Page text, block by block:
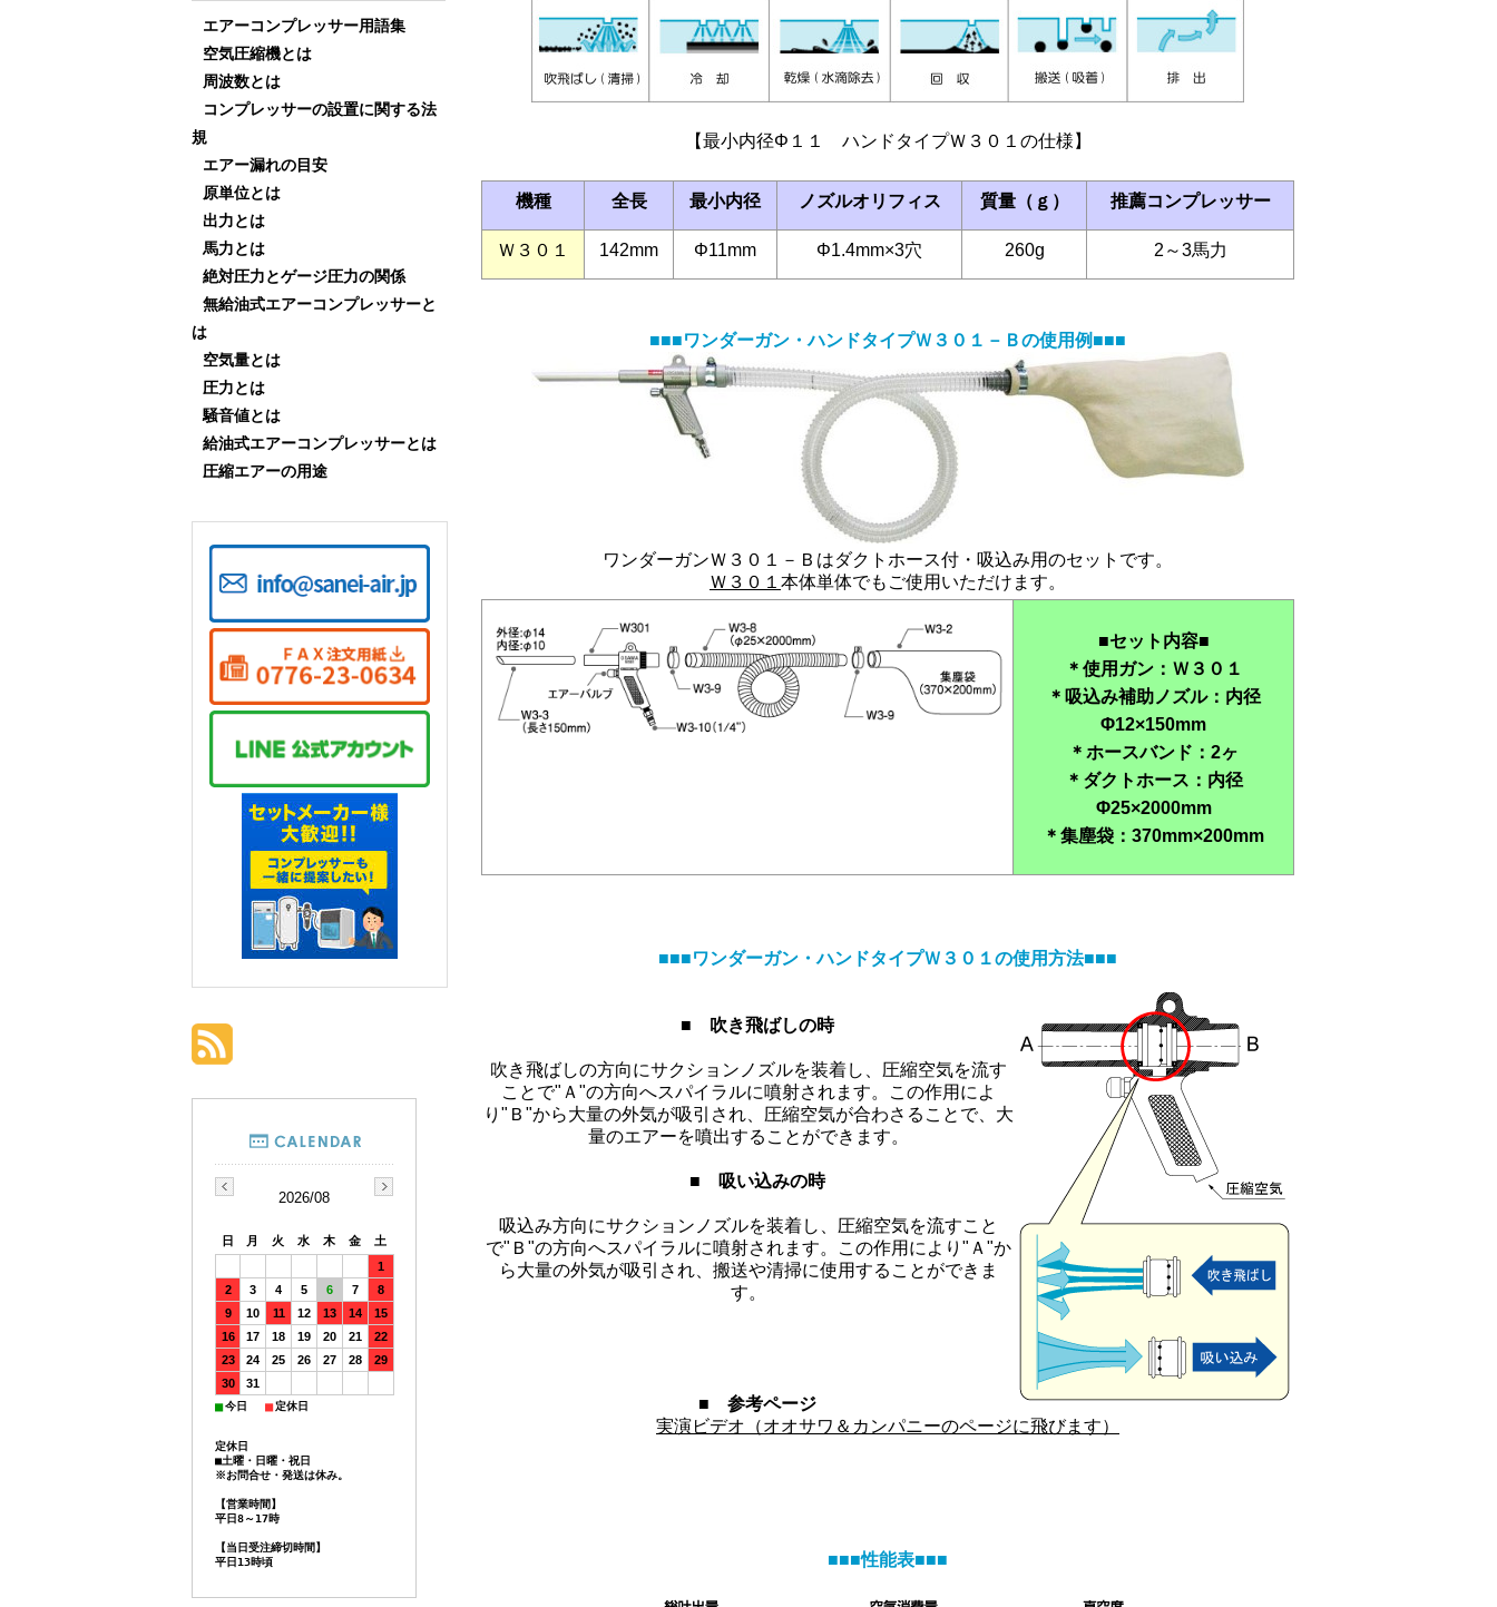
【最小内径Φ１１ ハンドタイプＷ３０１の仕様】
機種 全長 最小内径 ノズルオリフィス 質量（ｇ） 推薦コンプレッサー
Ｗ３０１ 142mm Φ11mm Φ1.4mm×3穴 260g 2～3馬力
■■■ワンダーガン・ハンドタイプＷ３０１－Ｂの使用例■■■
ワンダーガンＷ３０１－Ｂはダクトホース付・吸込み用のセットです。
Ｗ３０１ 本体単体でもご使用いただけます。
■セット内容■
＊使用ガン：Ｗ３０１
＊吸込み補助ノズル：内径
Φ12×150mm
＊ホースバンド：2ヶ
＊ダクトホース：内径
Φ25×2000mm
＊集塵袋：370mm×200mm
■■■ワンダーガン・ハンドタイプＷ３０１の使用方法■■■
■ 吹き飛ばしの時
吹き飛ばしの方向にサクションノズルを装着し、圧縮空気を流す
ことで"Ａ"の方向へスパイラルに噴射されます。この作用によ
り"Ｂ"から大量の外気が吸引され、圧縮空気が合わさることで、大
量のエアーを噴出することができます。
■ 吸い込みの時
吸込み方向にサクションノズルを装着し、圧縮空気を流すこと
で"Ｂ"の方向へスパイラルに噴射されます。この作用により"Ａ"か
ら大量の外気が吸引され、搬送や清掃に使用することができま
す。
■ 参考ページ
実演ビデオ（オオサワ＆カンパニーのページに飛びます）
■■■性能表■■■
エアーコンプレッサー用語集
空気圧縮機とは
周波数とは
コンプレッサーの設置に関する法
規
エアー漏れの目安
原単位とは
出力とは
馬力とは
絶対圧力とゲージ圧力の関係
無給油式エアーコンプレッサーと
は
空気量とは
圧力とは
騒音値とは
給油式エアーコンプレッサーとは
圧縮エアーの用途
2026/08
日 月 火 水 木 金
土
1
2
3 4 5 6 7
8
9
10 11 12 13 14
15
16
17 18 19 20 21
22
23
24 25 26 27 28
29
30
31
■今日 ■定休日
定休日
■土曜・日曜・祝日
※お問合せ・発送は休み。
【営業時間】
平日8～17時
【当日受注締切時間】
平日13時頃